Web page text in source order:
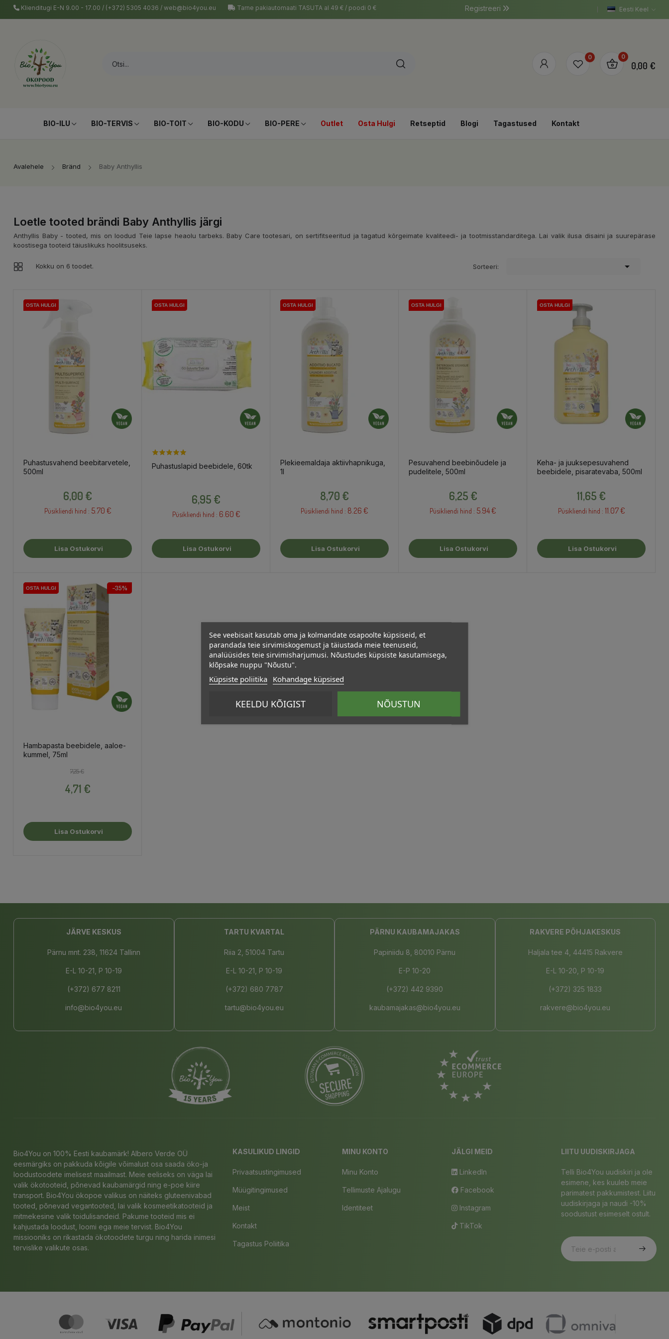
Klienditugi E-N 9.00 - 17.00 / (+372) 5305 4036 / web@bio4you.eu Tarne pakiautomaati TASUTA al 49 € / poodi 0 € Eesti Keel
Registreeri
0 0
0,00 €
BIO-ILU BIO-TERVIS BIO-TOIT BIO-KODU BIO-PERE Outlet Osta Hulgi Retseptid Blogi Tagastused Kontakt
Avalehele Bränd Baby Anthyllis
Loetle tooted brändi Baby Anthyllis järgi
Anthyllis Baby - tooted, mis on loodud Teie lapse heaolu tarbeks. Baby Care tootesari, on sertifitseeritud ja tagatud kõrgeimate kvaliteedi- ja tootmisstandarditega. Lai valik ilusa disaini ja suurepärase
koostisega tooteid täiuslikuks hoolitsuseks.
Kokku on 6 toodet. Sorteeri: 
OSTA HULGI
OSTA HULGI
OSTA HULGI
OSTA HULGI
Puhastusvahend beebitarvetele,
500ml
6,00 €
Püsikliendi hind : 5.70 €
Lisa Ostukorvi
OSTA HULGI
OSTA HULGI
Puhastuslapid beebidele, 60tk
6,95 €
Püsikliendi hind : 6.60 €
Lisa Ostukorvi
OSTA HULGI
OSTA HULGI
OSTA HULGI
Plekieemaldaja aktiivhapnikuga,
1l
8,70 €
Püsikliendi hind : 8.26 €
Lisa Ostukorvi
OSTA HULGI
OSTA HULGI
OSTA HULGI
OSTA HULGI
Pesuvahend beebinõudele ja
pudelitele, 500ml
6,25 €
Püsikliendi hind : 5.94 €
Lisa Ostukorvi
OSTA HULGI
OSTA HULGI
Keha- ja juuksepesuvahend
beebidele, pisaratevaba, 500ml
11,65 €
Püsikliendi hind : 11.07 €
Lisa Ostukorvi
OSTA HULGI
OSTA HULGI −35%
Hambapasta beebidele, aaloe-
kummel, 75ml
Tavahind
7,25 €
Hind
4,71 €
Lisa Ostukorvi
JÄRVE KESKUS
Pärnu mnt. 238, 11624 Tallinn
E-L 10-21, P 10-19
(+372) 677 8211
info@bio4you.eu
TARTU KVARTAL
Riia 2, 51004 Tartu
E-L 10-21, P 10-19
(+372) 680 7787
tartu@bio4you.eu
PÄRNU KAUBAMAJAKAS
Papiniidu 8, 80010 Pärnu
E-P 10-20
(+372) 442 9390
kaubamajakas@bio4you.eu
RAKVERE PÕHJAKESKUS
Haljala tee 4, 44415 Rakvere
E-L 10-20, P 10-19
(+372) 325 1833
rakvere@bio4you.eu
Bio4You on 100% Eesti kaubamärk! Albero Verde OÜ
eesmärgiks on pakkuda kõigile võimalust osa saada öko-ja
loodustoodete imelisest maailmast. Meie eeliseks on väga lai
valik ökotooteid, põnevad kaubamärgid ning e-poe kiire
transport. Bio4You ökopoe valikus on näiteks gluteenivabad
tooted, põnevad vegantooted, lai valik kosmeetikatooteid ja
mitmekesine valik toidulisandeid. Pakume tooteid mis ei
kahjustada loodust, loomi ega meie tervist. Bio4You
missiooniks on rikastada ökotoodete turgu ning harida inimesi
tervislike valikute osas.
KASULIKUD LINGID
Privaatsustingimused
Müügitingimused
Meist
Kontakt
Tagastus Poliitika
MINU KONTO
Minu Konto
Tellimuste Ajalugu
Identiteet
JÄLGI MEID
LinkedIn
Facebook
Instagram
TikTok
LIITU UUDISKIRJAGA
Telli Bio4You uudiskiri ja ole
esimene, kes kuuleb meie
parimatest pakkumistest. Liitu
uudiskirjaga ja naudi -10%
soodustust esimeselt ostult.
See veebisait kasutab oma ja kolmandate osapoolte küpsiseid, et
parandada teie sirvimiskogemust ja täiustada meie teenuseid,
analüüsides teie sirvimisharjumusi. Nõustudes küpsiste kasutamisega,
klõpsake nuppu "Nõustu".
Küpsiste poliitika Kohandage küpsised
KEELDU KÕIGIST NÕUSTUN